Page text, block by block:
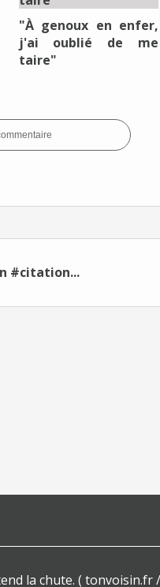
"À genoux en enfer,
j'ai oublié de me
taire"
#citation...
la chute. ( tonvoisin.fr /